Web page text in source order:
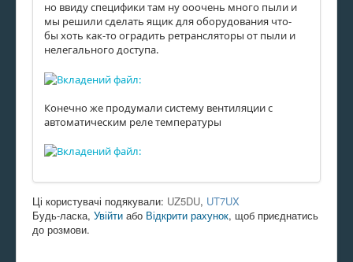
но ввиду специфики там ну ооочень много пыли и
мы решили сделать ящик для оборудования что-
бы хоть как-то оградить ретрансляторы от пыли и
нелегального доступа.
Конечно же продумали систему вентиляции с
автоматическим реле температуры
Ці користувачі подякували: UZ5DU, UT7UX
Будь-ласка, Увійти або Відкрити рахунок, щоб приєднатись
до розмови.